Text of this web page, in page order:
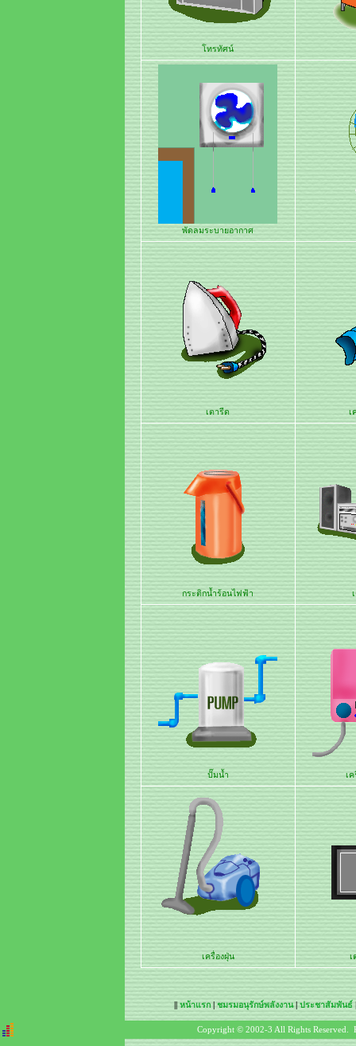
โทรทัศน์
พัดลมระบายอากาศ
เตารีด เ
กระติกน้ำร้อนไฟฟ้า
ปั๊มน้ำ เ
เครื่องฝุ่น เ
||หน้าแรก|ชมรมอนุรักษ์พลังงาน|ประชาสัมพันธ์
Copyright © 2002-3 All Rights